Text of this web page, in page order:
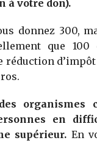
à votre don).
donnez 300,
que 100
réduction
organismes
en
supérieur. En